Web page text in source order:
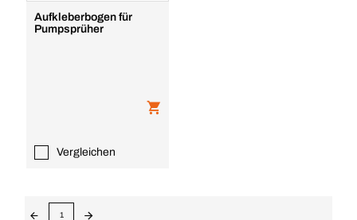
Aufkleberbogen für
Pumpsprüher
Vergleichen
1